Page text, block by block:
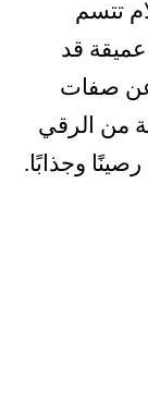
تتسم
قد
عن صفات
من الرقي
وجذابًا.